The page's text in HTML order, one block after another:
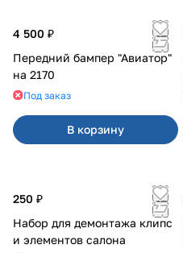
4 500 ₽
Передний бампер "Авиатор"
на 2170
Под заказ
В корзину
250 ₽
Набор для демонтажа клипс
и элементов салона